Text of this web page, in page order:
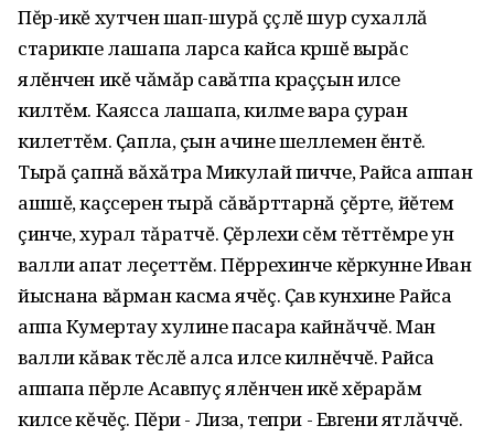
Пĕр-икĕ хутчен шап-шурă çӱçлĕ шур сухаллă
старикпе лашапа ларса кайса кӱршĕ вырăс
ялĕнчен икĕ чăмăр савăтпа краççын илсе
килтĕм. Каясса лашапа, килме вара çуран
килеттĕм. Ҫапла, çын ачине шеллемен ĕнтĕ.
Тырă çапнă вăхăтра Микулай пичче, Райса аппан
ашшĕ, каçсерен тырă сăвăрттарнă çĕрте, йĕтем
çинче, хурал тăратчĕ. Ҫĕрлехи сĕм тĕттĕмре ун
валли апат леçеттĕм. Пĕррехинче кĕркунне Иван
йыснана вăрман касма ячĕç. Ҫав кунхине Райса
аппа Кумертау хулине пасара кайнăччĕ. Ман
валли кăвак тĕслĕ алса илсе килнĕччĕ. Райса
аппапа пĕрле Асавпуç ялĕнчен икĕ хĕрарăм
килсе кĕчĕç. Пĕри - Лиза, тепри - Евгени ятлăччĕ.